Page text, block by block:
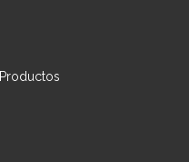
Productos